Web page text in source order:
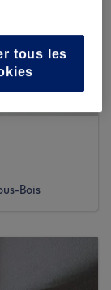
Bois
tous les